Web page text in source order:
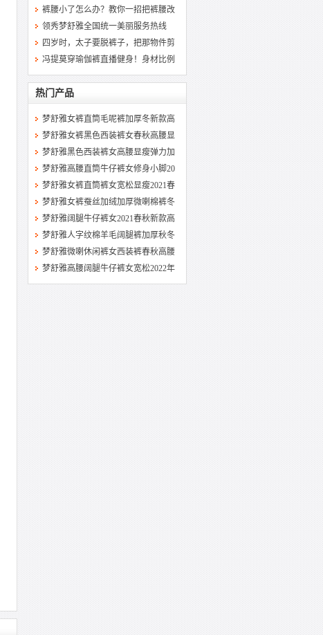
裤腰小了怎么办？教你一招把裤腰改
领秀梦舒雅全国统一美丽服务热线
四岁时，太子要脱裤子，把那物件剪
冯提莫穿瑜伽裤直播健身！身材比例
热门产品
梦舒雅女裤直筒毛呢裤加厚冬新款高
梦舒雅女裤黑色西装裤女春秋高腰显
梦舒雅黑色西装裤女高腰显瘦弹力加
梦舒雅高腰直筒牛仔裤女修身小脚20
梦舒雅女裤直筒裤女宽松显瘦2021春
梦舒雅女裤蚕丝加绒加厚微喇棉裤冬
梦舒雅阔腿牛仔裤女2021春秋新款高
梦舒雅人字纹棉羊毛阔腿裤加厚秋冬
梦舒雅微喇休闲裤女西装裤春秋高腰
梦舒雅高腰阔腿牛仔裤女宽松2022年